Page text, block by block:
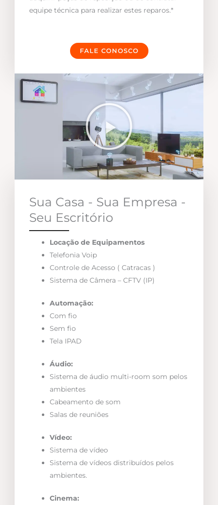
equipe técnica para realizar estes reparos.*
FALE CONOSCO
Sua Casa - Sua Empresa -
Seu Escritório
Locação de Equipamentos
Telefonia Voip
Controle de Acesso ( Catracas )
Sistema de Câmera – CFTV (IP)
Automação:
Com fio
Sem fio
Tela IPAD
Áudio:
Sistema de áudio multi-room som pelos
ambientes
Cabeamento de som
Salas de reuniões
Vídeo:
Sistema de vídeo
Sistema de vídeos distribuídos pelos
ambientes.
Cinema: